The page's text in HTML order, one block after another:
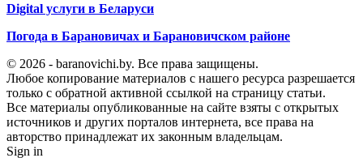
Digital услуги в Беларуси
Погода в Барановичах и Барановичском районе
© 2026 - baranovichi.by. Все права защищены.
Любое копирование материалов с нашего ресурса разрешается
только с обратной активной ссылкой на страницу статьи.
Все материалы опубликованные на сайте взяты с открытых
источников и других порталов интернета, все права на
авторство принадлежат их законным владельцам.
Sign in